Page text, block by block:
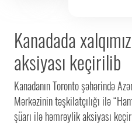
Kanadada
aksiyası keçirilib
Kanadanın Toronto şəhərində
Mərkəzinin təşkilatçılığı ilə
şüarı ilə həmrəylik aksiyası